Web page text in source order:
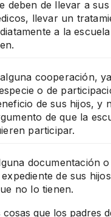
deben de llevar a
llevar un
a la
cooperación,
o de
de sus hijos, y
de que la
participar.
documentación
de sus
no lo tienen.
cosas que los padres